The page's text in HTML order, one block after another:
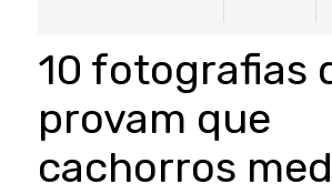
10 fotografias
provam que
cachorros